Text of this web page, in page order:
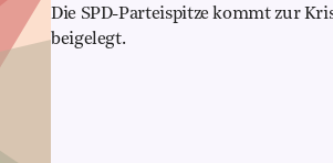
Die SPD-Parteispitze kommt zur
beigelegt.